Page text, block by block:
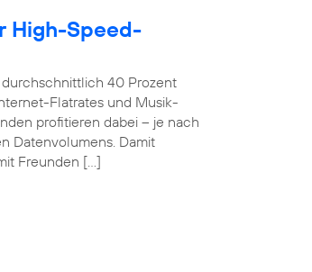
High-Speed-
durchschnittlich 40 Prozent
Flatrates und Musik-
profitieren dabei – je nach
Datenvolumens. Damit
Freunden […]